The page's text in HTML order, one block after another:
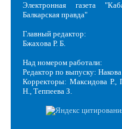
Электронная газета
Балкарская правда"
Главный редактор:
Бжахова Р. Б.
Над номером работали:
Редактор по выпуску:
Корректоры: Максидова Р.,
Н., Теппеева З.